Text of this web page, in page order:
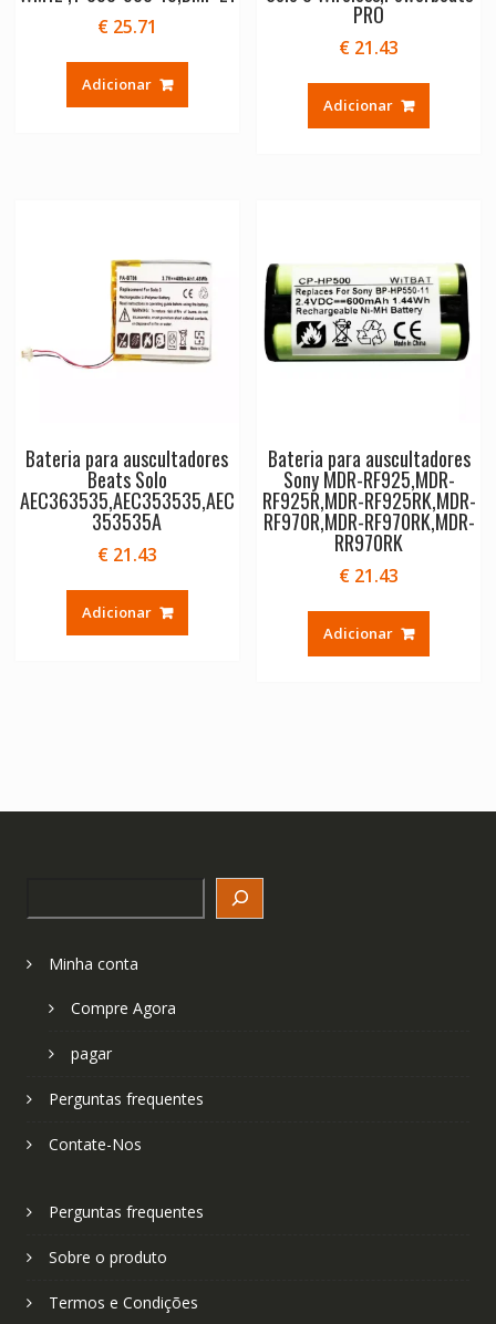
€25.71
Adicionar
PRO
€ 21.43
Adicionar
Bateria para auscultadores
Beats Solo
AEC363535,AEC353535,AEC
353535A
€21.43
Adicionar
Bateria para auscultadores
Sony MDR-RF925,MDR-
RF925R,MDR-RF925RK,MDR-
RF970R,MDR-RF970RK,MDR-
RR970RK
€ 21.43
Adicionar
Minha conta
Compre Agora
pagar
Perguntas frequentes
Contate-Nos
Perguntas frequentes
Sobre o produto
Termos e Condições